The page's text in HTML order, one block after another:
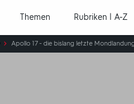
Themen Rubriken | A-Z
Apollo 17 - die bislang letzte